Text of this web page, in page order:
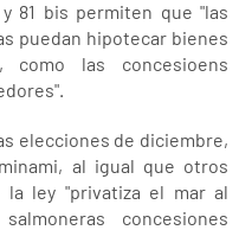
81 bis permiten que "las
puedan hipotecar bienes
como las concesioens
elecciones de diciembre,
al igual que otros
la ley "privatiza el mar al
concesiones